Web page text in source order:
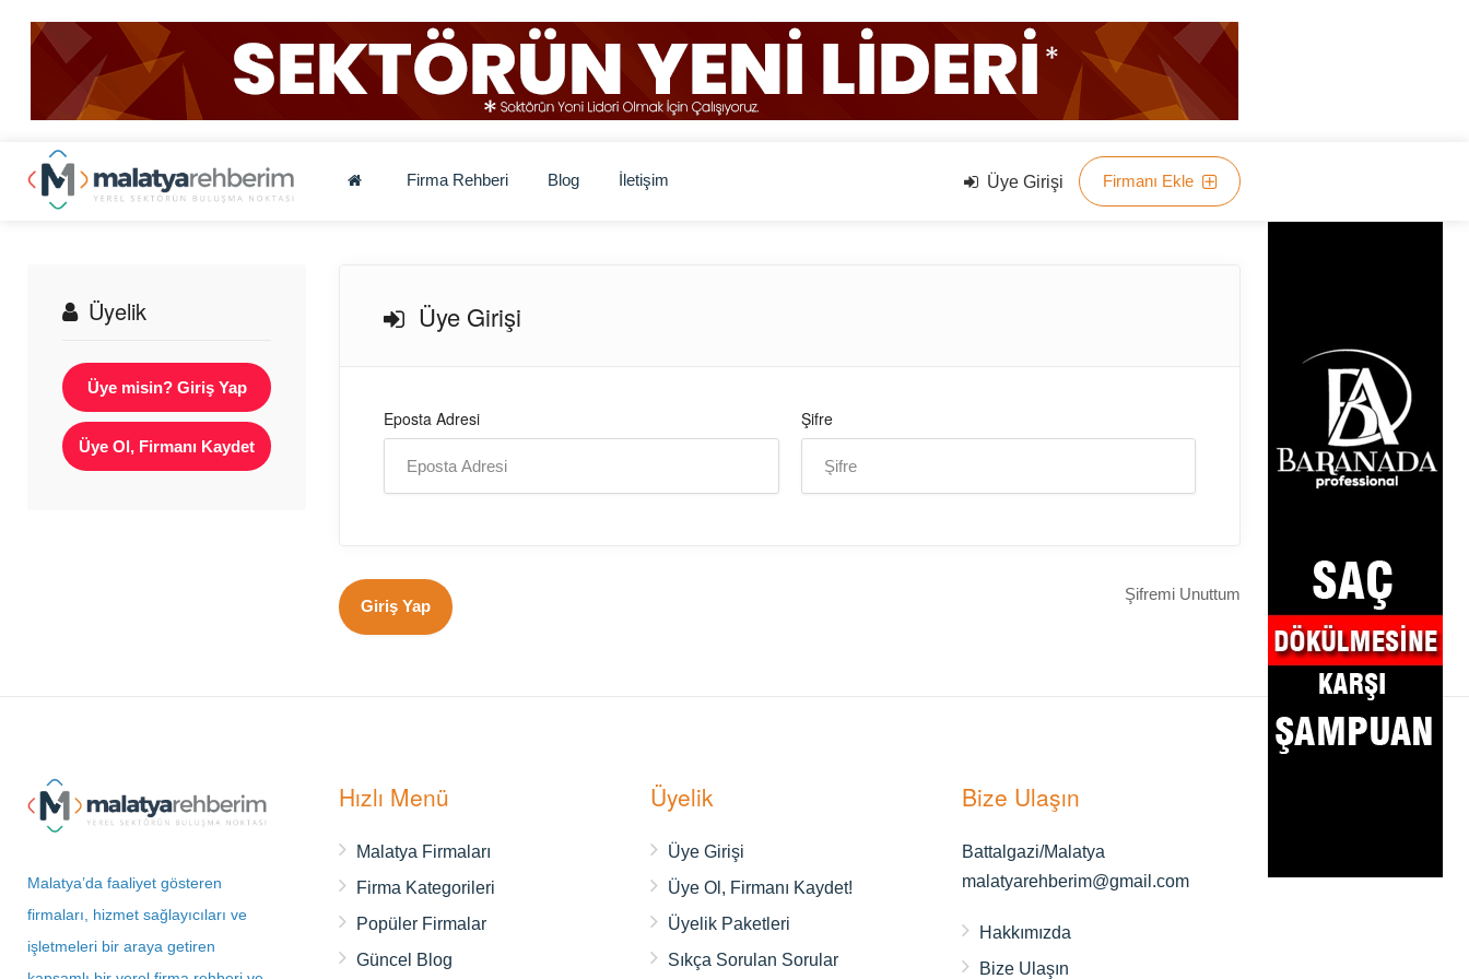
Firma Rehberi Blog İletişim Üye Girişi Firmanı Ekle
Üyelik
Üye misin? Giriş Yap
Üye Ol, Firmanı Kaydet
Üye Girişi
Eposta Adresi Şifre
Şifremi Unuttum
Malatya’da faaliyet gösteren
firmaları, hizmet sağlayıcıları ve
işletmeleri bir araya getiren
Hızlı Menü
Malatya Firmaları
Firma Kategorileri
Popüler Firmalar
Güncel Blog
Üyelik
Üye Girişi
Üye Ol, Firmanı Kaydet!
Üyelik Paketleri
Sıkça Sorulan Sorular
Bize Ulaşın
Battalgazi/Malatya
malatyarehberim@gmail.com
Hakkımızda
Bize Ulaşın